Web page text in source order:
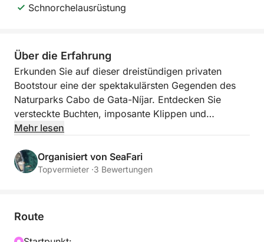
Schnorchelausrüstung
Über die Erfahrung
Erkunden Sie auf dieser dreistündigen privaten
Bootstour eine der spektakulärsten Gegenden des
Naturparks Cabo de Gata-Níjar. Entdecken Sie
versteckte Buchten, imposante Klippen und
kristallklares Wasser, das nur vom Meer aus
Unsere Reise beginnt entlang der beeindruckenden
natürlichen Meereshöhlen, die von Wind und Zeit
Mehr lesen
Organisiert von SeaFari
Topvermieter ·3 Bewertungen
Route